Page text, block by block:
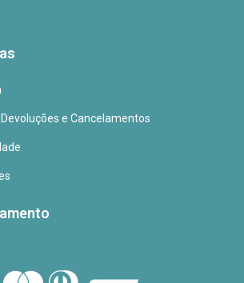
e Cancelamentos